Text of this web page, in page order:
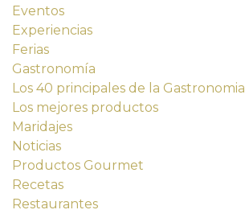
Eventos
Experiencias
Ferias
Gastronomía
Los 40 principales de la Gastronomia
Los mejores productos
Maridajes
Noticias
Productos Gourmet
Recetas
Restaurantes